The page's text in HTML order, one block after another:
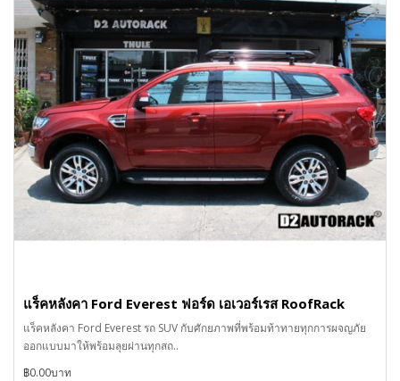
แร็คหลังคา Ford Everest ฟอร์ด เอเวอร์เรส RoofRack
แร็คหลังคา Ford Everest รถ SUV กับศักยภาพที่พร้อมท้าทายทุกการผจญภัย
ออกแบบมาให้พร้อมลุยผ่านทุกสถ..
฿0.00บาท